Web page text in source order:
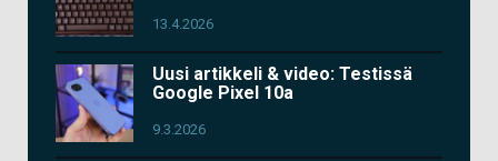
13.4.2026
Uusi artikkeli & video: Testissä
Google Pixel 10a
9.3.2026